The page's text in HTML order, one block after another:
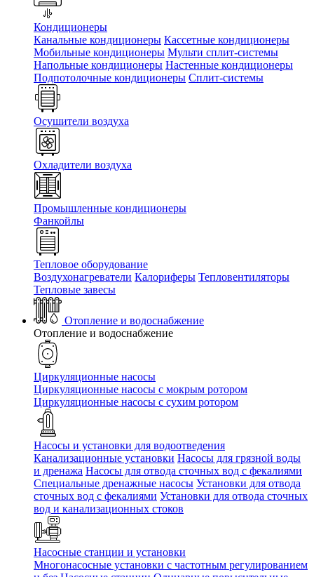
Кондиционеры
Канальные кондиционеры Кассетные кондиционеры
Мобильные кондиционеры Мульти сплит-системы
Напольные кондиционеры Настенные кондиционеры
Подпотолочные кондиционеры Сплит-системы
Осушители воздуха
Охладители воздуха
Промышленные кондиционеры
Фанкойлы
Тепловое оборудование
Воздухонагреватели Калориферы Тепловентиляторы
Тепловые завесы
Отопление и водоснабжение
Отопление и водоснабжение
Циркуляционные насосы
Циркуляционные насосы с мокрым ротором
Циркуляционные насосы с сухим ротором
Насосы и установки для водоотведения
Канализационные установки Насосы для грязной воды
и дренажа Насосы для отвода сточных вод c фекалиями
Специальные дренажные насосы Установки для отвода
сточных вод c фекалиями Установки для отвода сточных
вод и канализационных стоков
Насосные станции и установки
Многонасосные установки с частотным регулированием